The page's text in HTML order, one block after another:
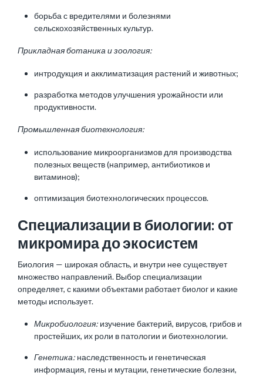
борьба с вредителями и болезнями
сельскохозяйственных культур.
Прикладная ботаника и зоология:
интродукция и акклиматизация растений и животных;
разработка методов улучшения урожайности или
продуктивности.
Промышленная биотехнология:
использование микроорганизмов для производства
полезных веществ (например, антибиотиков и
витаминов);
оптимизация биотехнологических процессов.
Специализации в биологии: от
микромира до экосистем
Биология — широкая область, и внутри нее существует
множество направлений. Выбор специализации
определяет, с какими объектами работает биолог и какие
методы использует.
Микробиология: изучение бактерий, вирусов, грибов и
простейших, их роли в патологии и биотехнологии.
Генетика: наследственность и генетическая
информация, гены и мутации, генетические болезни,